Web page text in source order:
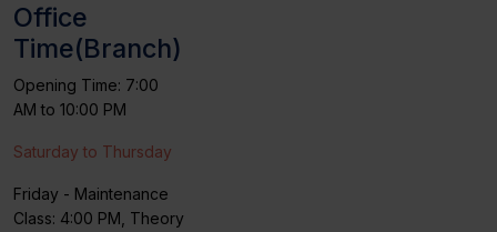
Office
Time(Branch)
Opening Time: 7:00
AM to 10:00 PM
Saturday to Thursday
Friday - Maintenance
Class: 4:00 PM, Theory